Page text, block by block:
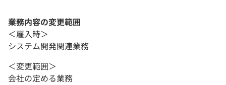
業務内容の変更範囲
＜雇入時＞
システム開発関連業務
＜変更範囲＞
会社の定める業務